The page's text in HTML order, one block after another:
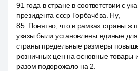
91 года в стране в соответствии с
президента ссср Горбачёва. Ну,
85: Понятно, что в рамках страны ж
указы были установлены единые
страны предельные размеры
розничных цен на основные товары
разом подорожало на 2.